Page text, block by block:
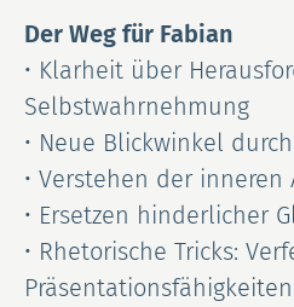
Der Weg für Fabian
• Klarheit über
Selbstwahrnehmung
• Neue Blickwinkel
• Verstehen der inneren
• Ersetzen hinderlicher
• Rhetorische Tricks: